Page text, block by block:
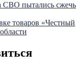
СВО пытались сжечь
товаров «Честный